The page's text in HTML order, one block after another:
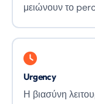
μειώνουν το
Urgency
Η βιασύνη